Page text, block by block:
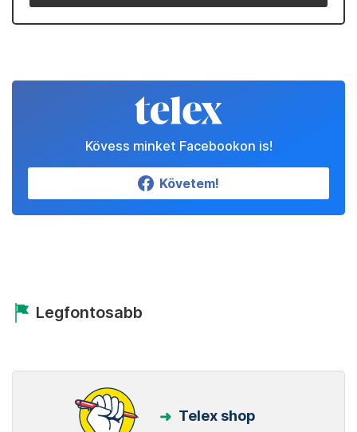
Kövess minket Facebookon is!
Követem!
Legfontosabb
Telex shop